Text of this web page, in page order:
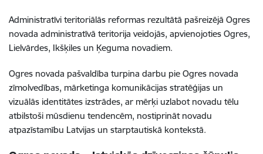
Administratīvi teritoriālās reformas rezultātā pašreizējā Ogres
novada administratīvā teritorija veidojās, apvienojoties Ogres,
Lielvārdes, Ikšķiles un Ķeguma novadiem.
Ogres novada pašvaldība turpina darbu pie Ogres novada
zīmolvedības, mārketinga komunikācijas stratēģijas un
vizuālās identitātes izstrādes, ar mērķi uzlabot novadu tēlu
atbilstoši mūsdienu tendencēm, nostiprināt novadu
atpazīstamību Latvijas un starptautiskā kontekstā.